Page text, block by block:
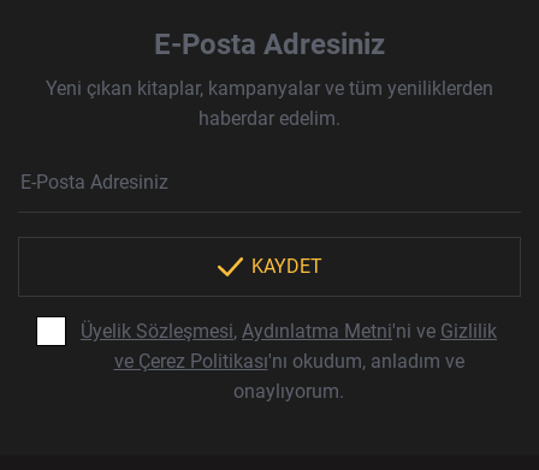
E-Posta Adresiniz
Yeni çıkan kitaplar, kampanyalar ve tüm yeniliklerden
haberdar edelim.
Haber Bülteni Aboneliği
KAYDET
Üyelik Sözleşmesi, Aydınlatma Metni'ni ve Gizlilik
ve Çerez Politikası'nı okudum, anladım ve
onaylıyorum.